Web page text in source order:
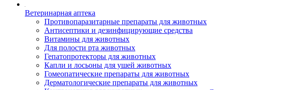
Ветеринарная аптека
Противопаразитарные препараты для животных
Антисептики и дезинфицирующие средства
Витамины для животных
Для полости рта животных
Гепатопротекторы для животных
Капли и лосьоны для ушей животных
Гомеопатические препараты для животных
Дерматологические препараты для животных